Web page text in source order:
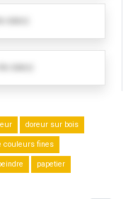
doreur sur bois
couleurs fines
papetier